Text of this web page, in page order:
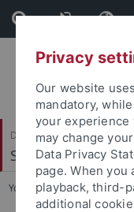
Skip
to
content
Skip
to
footer
Division IV
Student Affairs
You are here: Home
Privacy
Our website
mandatory,
your experience
may change
Data Privacy
page. When
playback, third-
additional